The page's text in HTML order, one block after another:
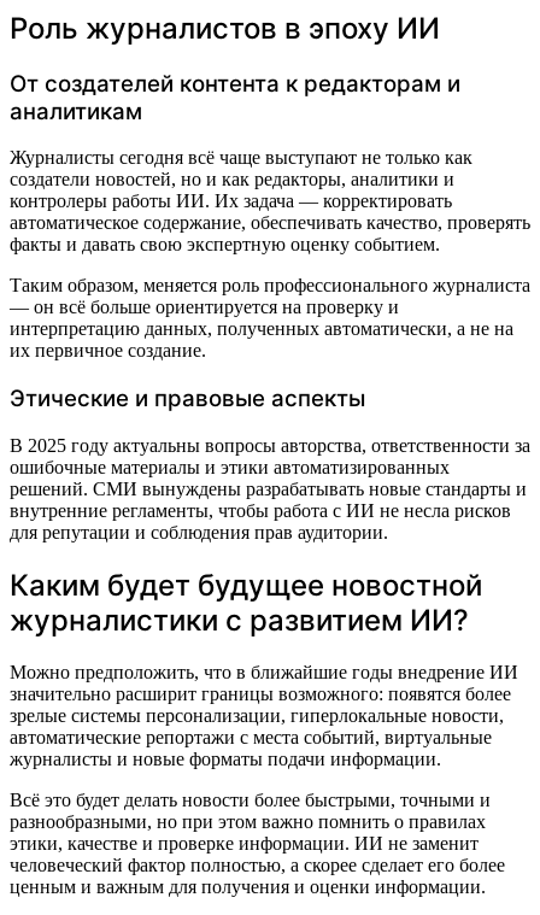
Роль журналистов в эпоху ИИ
От создателей контента к редакторам и
аналитикам
Журналисты сегодня всё чаще выступают не только как
создатели новостей, но и как редакторы, аналитики и
контролеры работы ИИ. Их задача — корректировать
автоматическое содержание, обеспечивать качество, проверять
факты и давать свою экспертную оценку событием.
Таким образом, меняется роль профессионального журналиста
— он всё больше ориентируется на проверку и
интерпретацию данных, полученных автоматически, а не на
их первичное создание.
Этические и правовые аспекты
В 2025 году актуальны вопросы авторства, ответственности за
ошибочные материалы и этики автоматизированных
решений. СМИ вынуждены разрабатывать новые стандарты и
внутренние регламенты, чтобы работа с ИИ не несла рисков
для репутации и соблюдения прав аудитории.
Каким будет будущее новостной
журналистики с развитием ИИ?
Можно предположить, что в ближайшие годы внедрение ИИ
значительно расширит границы возможного: появятся более
зрелые системы персонализации, гиперлокальные новости,
автоматические репортажи с места событий, виртуальные
журналисты и новые форматы подачи информации.
Всё это будет делать новости более быстрыми, точными и
разнообразными, но при этом важно помнить о правилах
этики, качестве и проверке информации. ИИ не заменит
человеческий фактор полностью, а скорее сделает его более
ценным и важным для получения и оценки информации.